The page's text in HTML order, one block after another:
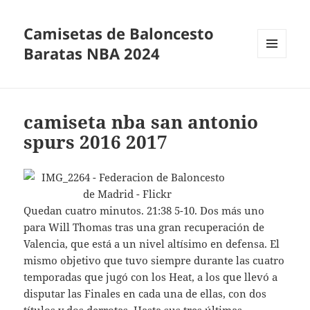
Camisetas de Baloncesto
Baratas NBA 2024
camiseta nba san antonio
spurs 2016 2017
Quedan cuatro minutos. 21:38 5-10. Dos más uno
para Will Thomas tras una gran recuperación de
Valencia, que está a un nivel altísimo en defensa. El
mismo objetivo que tuvo siempre durante las cuatro
temporadas que jugó con los Heat, a los que llevó a
disputar las Finales en cada una de ellas, con dos